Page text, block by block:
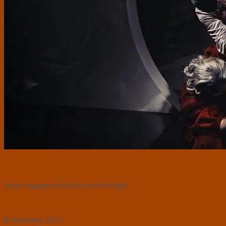
Visuel orgasme på Grobs skrå brædder.
København, 1933.